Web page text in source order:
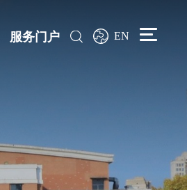
服务门户 EN